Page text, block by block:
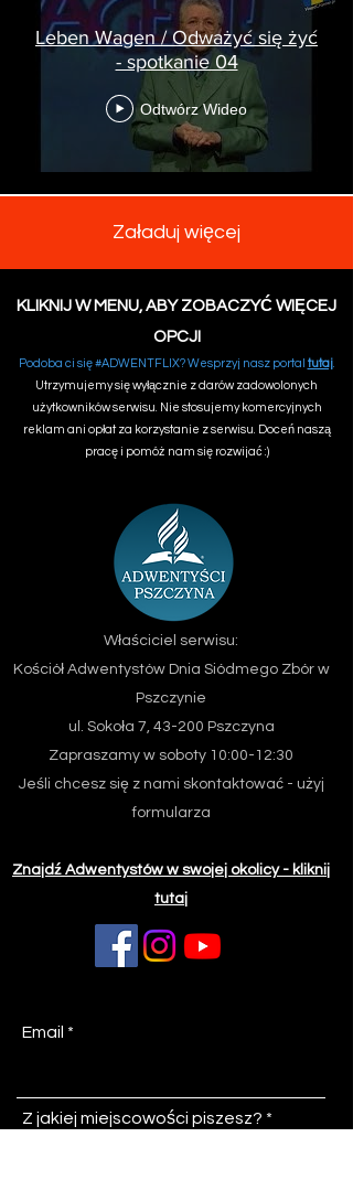
Leben Wagen / Odważyć się żyć
- spotkanie 04
Odtwórz Wideo
Załaduj więcej
KLIKNIJ W MENU, ABY ZOBACZYĆ WIĘCEJ
OPCJI
Podoba ci się #ADWENTFLIX? Wesprzyj nasz portal tutaj.
Utrzymujemy się wyłącznie z darów zadowolonych
użytkowników serwisu. Nie stosujemy komercyjnych
reklam ani opłat za korzystanie z serwisu. Doceń naszą
pracę i pomóż nam się rozwijać :)
Właściciel serwisu:
Kościół Adwentystów Dnia Siódmego Zbór w
Pszczynie
ul. Sokoła 7, 43-200 Pszczyna
Zapraszamy w soboty 10:00-12:30
Jeśli chcesz się z nami skontaktować - użyj
formularza
Znajdź Adwentystów w swojej okolicy - kliknij
tutaj
Email
Z jakiej miejscowości piszesz?